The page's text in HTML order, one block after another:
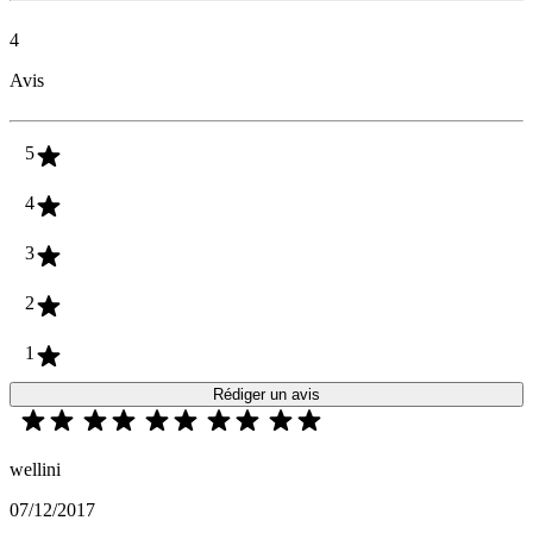
4
Avis
5
4
3
2
1
Rédiger un avis
wellini
07/12/2017